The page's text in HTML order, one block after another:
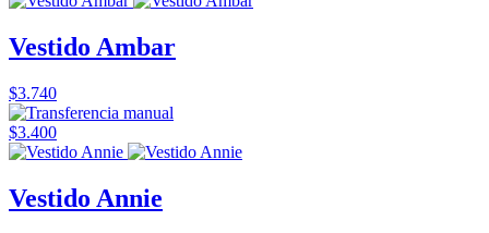
Vestido Ambar
$3.740
$3.400
Vestido Annie